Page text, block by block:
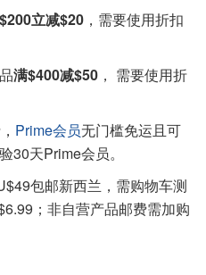
立减$20 ，需要使用折扣
满$400减$50 ， 需要使用折
Prime会员无门槛免运且可
30天Prime会员。
包邮新西兰，需购物车测
；非自营产品邮费需加购